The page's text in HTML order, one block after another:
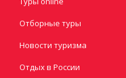
Отборные туры
Новости туризма
Отдых в России